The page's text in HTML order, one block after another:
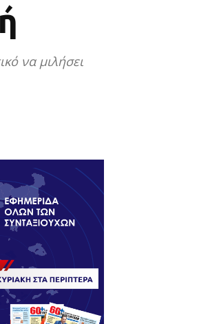
να μιλήσει